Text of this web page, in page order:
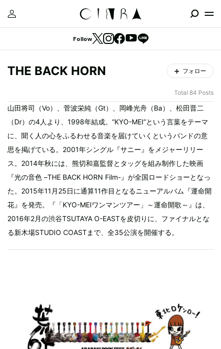
Follow
THE BACK HORN フォロー
Total 84 Posts
山田将司（Vo）、菅波栄純（Gt）、岡峰光舟（Ba）、松田晋二
（Dr）の4人より、1998年結成。“KYO-MEI”という言葉をテーマ
に、聞く人の心をふるわせる音楽を届けていくというバンドの意
思を掲げている。2001年シングル『サニー』をメジャーリリー
ス。2014年秋には、熊切和嘉監督とタッグを組み制作した映画
『光の音色 –THE BACK HORN Film-』が全国ロードショーとなっ
た。2015年11月25日に通算11作目となるニューアルバム『運命開
花』を発売。『「KYO-MEIワンマンツアー」～運命開歌～』は、
2016年2月の渋谷TSUTAYA O-EASTを皮切りに、ファイナルとな
る新木場STUDIO COASTまで、全35公演を開催する。